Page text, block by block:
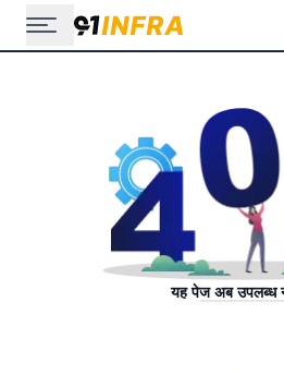
यह पेज अब उपलब्ध